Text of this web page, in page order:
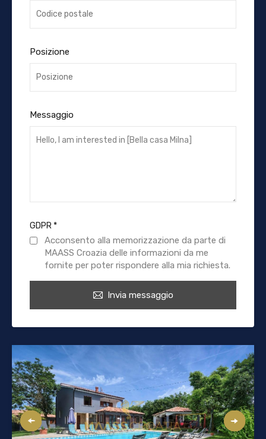
Posizione
Messaggio
GDPR*
Acconsento alla memorizzazione da parte di
MAASS Croazia delle informazioni da me
fornite per poter rispondere alla mia richiesta.
Invia messaggio